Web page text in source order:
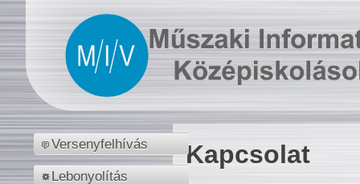
Versenyfelhívás
Lebonyolítás
Kapcsolat